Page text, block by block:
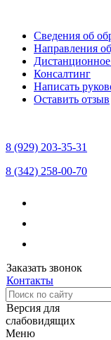
Сведения об
Направления
Консалтинг
Написать
Оставить отзыв
8 (929) 203-35-31
8 (342) 258-00-70
Заказать звонок
Контакты
Версия для
слабовидящих
Меню